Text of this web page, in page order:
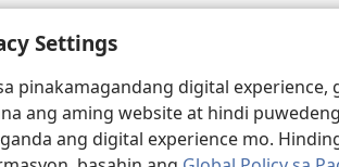
Settings
pinakamagandang digital
ang aming website at hindi
ang digital experience mo.
Pagbabasa
Drama